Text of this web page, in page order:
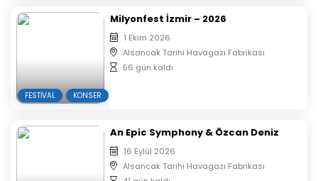
FESTIVAL KONSER
Milyonfest İzmir – 2026
1 Ekim 2026
Alsancak Tarihi Havagazı Fabrikası
56 gün kaldı
An Epic Symphony & Özcan Deniz
16 Eylül 2026
Alsancak Tarihi Havagazı Fabrikası